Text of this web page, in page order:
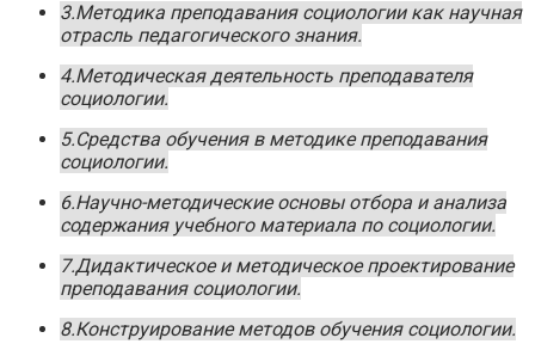
3.Методика преподавания социологии как научная
отрасль педагогического знания.
4.Методическая деятельность преподавателя
социологии.
5.Средства обучения в методике преподавания
социологии.
6.Научно-методические основы отбора и анализа
содержания учебного материала по социологии.
7.Дидактическое и методическое проектирование
преподавания социологии.
8.Конструирование методов обучения социологии.